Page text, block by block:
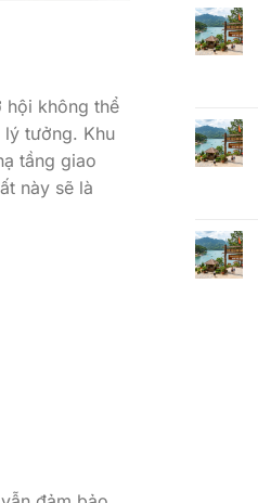
hội không thể
lý tưởng. Khu
tầng giao
này sẽ là